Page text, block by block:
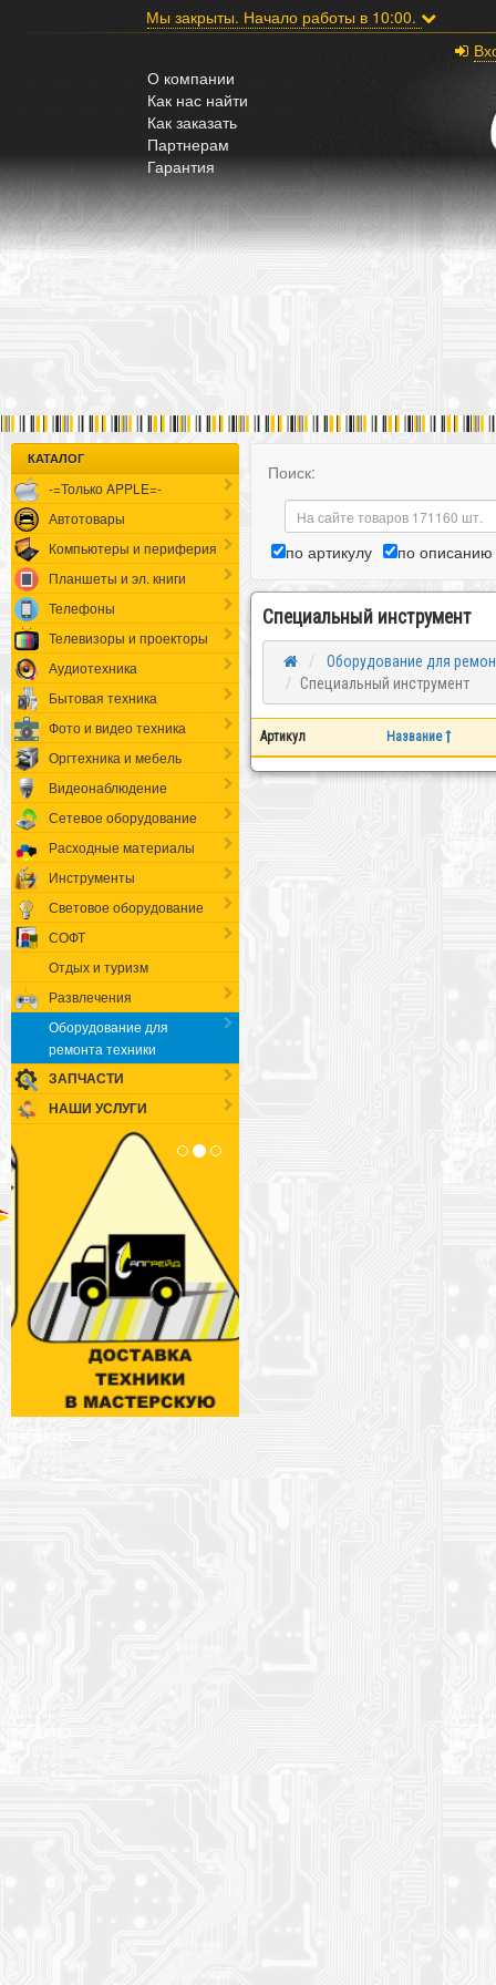
Мы закрыты. Начало работы в 10:00.
О компании
Как нас найти
Как заказать
Партнерам
Гарантия
КАТАЛОГ
-=Только APPLE=-
Автотовары
Компьютеры и периферия
Планшеты и эл. книги
Телефоны
Телевизоры и проекторы
Аудиотехника
Бытовая техника
Фото и видео техника
Оргтехника и мебель
Видеонаблюдение
Сетевое оборудование
Расходные материалы
Инструменты
Световое оборудование
СОФТ
Отдых и туризм
Развлечения
Оборудование для
ремонта техники
ЗАПЧАСТИ
НАШИ УСЛУГИ
Поиск:
по артикулу по описанию
Специальный инструмент
Оборудование для
Специальный инструмент
Артикул Название